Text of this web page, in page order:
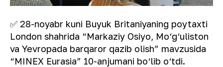
✅ 28-noyabr kuni Buyuk Britaniyaning poytaxti
London shahrida “Markaziy Osiyo, Mo‘g‘uliston
va Yevropada barqaror qazib olish” mavzusida
“MINEX Eurasia” 10-anjumani bo‘lib o‘tdi.